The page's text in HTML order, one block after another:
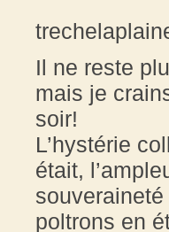
Il ne reste
mais je
soir!
L’hystérie
était,
souveraineté
poltrons en